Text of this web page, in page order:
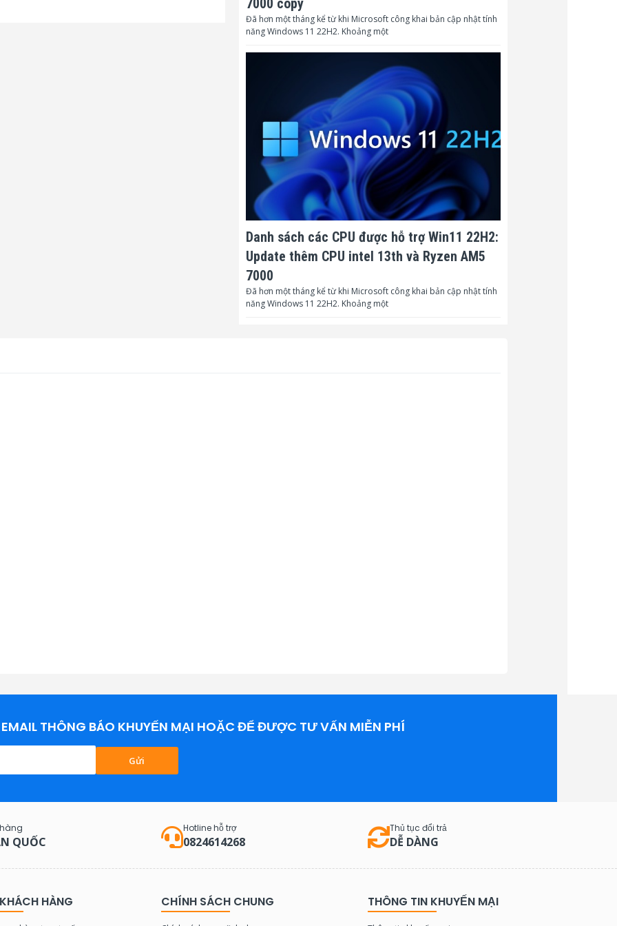
* Xuất xứ: Philippines
Đã hơn một tháng kể từ khi Microsoft công khai bản cập nhật tính
năng Windows 11 22H2. Khoảng một
Danh sách các CPU được hỗ trợ Win11 22H2:
Update thêm CPU intel 13th và Ryzen AM5
7000
Đã hơn một tháng kể từ khi Microsoft công khai bản cập nhật tính
năng Windows 11 22H2. Khoảng một
THÔNG BÁO KHUYẾN MẠI HOẶC ĐỂ ĐƯỢC TƯ VẤN MIỄN PHÍ
Gửi
QUỐC
Hotline hỗ trợ
0824614268
Thủ tục đổi trả
DỄ DÀNG
HÀNG CHÍNH SÁCH CHUNG THÔNG TIN KHUYẾN MẠI